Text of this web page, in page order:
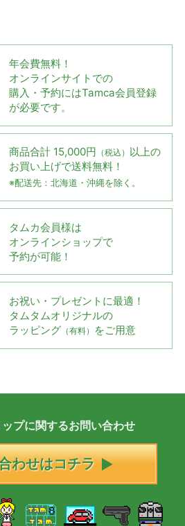
年会費無料！
オンラインサイトでの
購入・予約にはTamca会員登録
が必要です。
商品合計 15,000円 （税込） 以上の
お買い上げで送料無料！
※配送先：北海道・沖縄を除く。
タムカ会員様は
オンラインショップで
予約が可能！
お祝い・プレゼントに最適！
タムタムオリジナルの
ラッピング （有料） をご用意
プに関するお問い合わせ
わせはコチラ